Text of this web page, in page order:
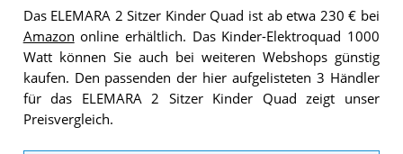
Das ELEMARA 2 Sitzer Kinder Quad ist ab etwa 230 € bei
Amazon online erhältlich. Das Kinder-Elektroquad 1000
Watt können Sie auch bei weiteren Webshops günstig
kaufen. Den passenden der hier aufgelisteten 3 Händler
für das ELEMARA 2 Sitzer Kinder Quad zeigt unser
Preisvergleich.